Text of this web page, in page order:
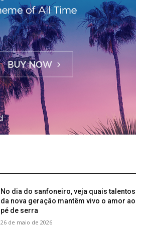
No dia do sanfoneiro, veja quais talentos
da nova geração mantêm vivo o amor ao
pé de serra
26 de maio de 2026